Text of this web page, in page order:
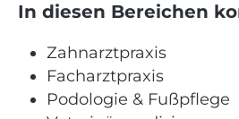
In diesen Bereichen
Zahnarztpraxis
Facharztpraxis
Podologie & Fußpflege